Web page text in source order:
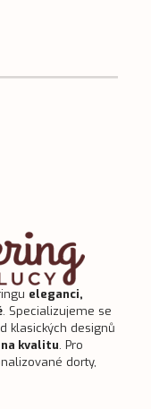
eleganci,
. Specializujeme se
klasických designů
kvalitu. Pro
dorty,